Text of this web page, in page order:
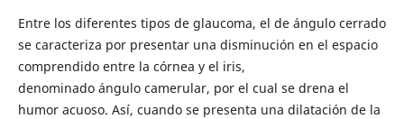
Entre los diferentes tipos de glaucoma, el de ángulo cerrado
se caracteriza por presentar una disminución en el espacio
comprendido entre la córnea y el iris,
denominado ángulo camerular, por el cual se drena el
humor acuoso. Así, cuando se presenta una dilatación de la